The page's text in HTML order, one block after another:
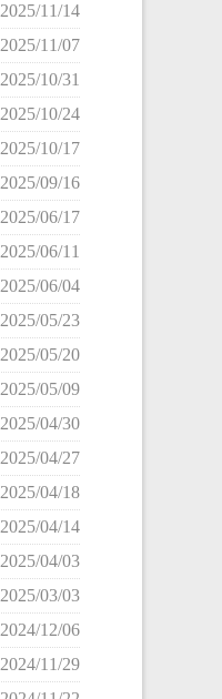
2025/11/14
2025/11/07
2025/10/31
2025/10/24
2025/10/17
2025/09/16
2025/06/17
2025/06/11
2025/06/04
2025/05/23
2025/05/20
2025/05/09
2025/04/30
2025/04/27
2025/04/18
2025/04/14
2025/04/03
2025/03/03
2024/12/06
2024/11/29